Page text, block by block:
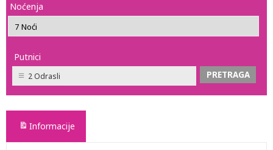
Noćenja
Putnici
2 Odrasli
Informacije